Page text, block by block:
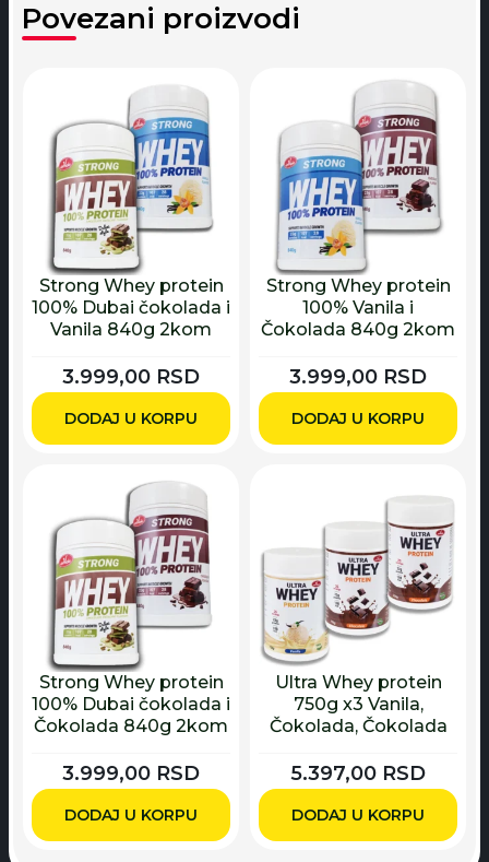
Povezani proizvodi
Strong Whey protein
100% Dubai čokolada i
Vanila 840g 2kom
3.999,00 RSD
DODAJ U KORPU
Strong Whey protein
100% Vanila i
Čokolada 840g 2kom
3.999,00 RSD
DODAJ U KORPU
Strong Whey protein
100% Dubai čokolada i
Čokolada 840g 2kom
3.999,00 RSD
DODAJ U KORPU
Ultra Whey protein
750g x3 Vanila,
Čokolada, Čokolada
5.397,00 RSD
DODAJ U KORPU